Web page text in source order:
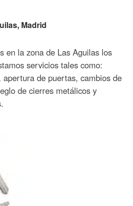
Madrid
en la zona de Las Aguilas los
servicios tales como:
de puertas, cambios de
de cierres metálicos y